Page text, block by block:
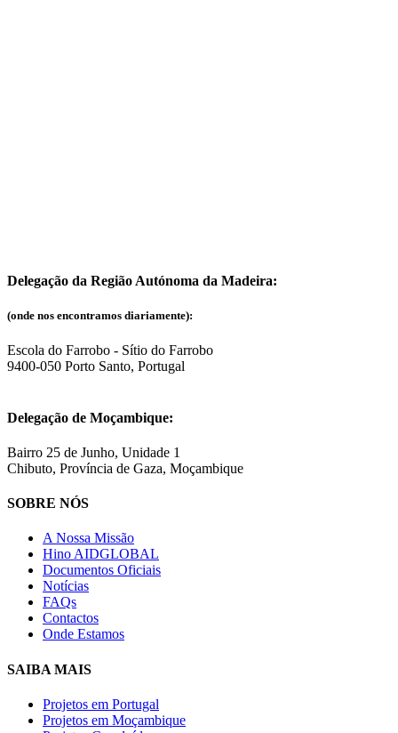
Delegação da Região Autónoma da Madeira:
(onde nos encontramos diariamente):
Escola do Farrobo - Sítio do Farrobo
9400-050 Porto Santo, Portugal
Delegação de Moçambique:
Bairro 25 de Junho, Unidade 1
Chibuto, Província de Gaza, Moçambique
SOBRE NÓS
A Nossa Missão
Hino AIDGLOBAL
Documentos Oficiais
Notícias
FAQs
Contactos
Onde Estamos
SAIBA MAIS
Projetos em Portugal
Projetos em Moçambique